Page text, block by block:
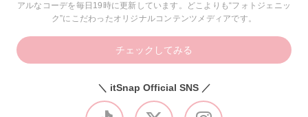
アルなコーデを毎日19時に更新しています。どこよりも“フォトジェニッ
ク”にこだわったオリジナルコンテンツメディアです。
チェックしてみる
＼ itSnap Official SNS ／